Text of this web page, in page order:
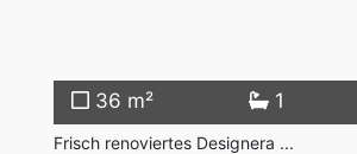
36 m² 1
Frisch renoviertes Designera ...